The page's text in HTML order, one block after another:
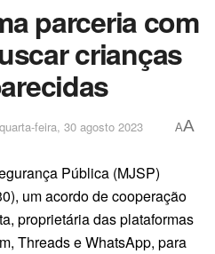
parceria com
crianças
feira, 30 agosto 2023 AA
Pública (MJSP)
um acordo de cooperação
proprietária das plataformas
Threads e WhatsApp, para